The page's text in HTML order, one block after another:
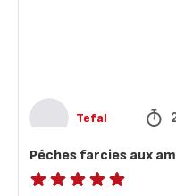
Tefal
Pêches farcies aux